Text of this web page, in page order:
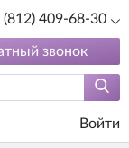
(812) 409-68-30
звонок
Войти